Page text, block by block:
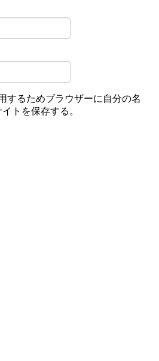
するためブラウザーに自分の名
トを保存する。